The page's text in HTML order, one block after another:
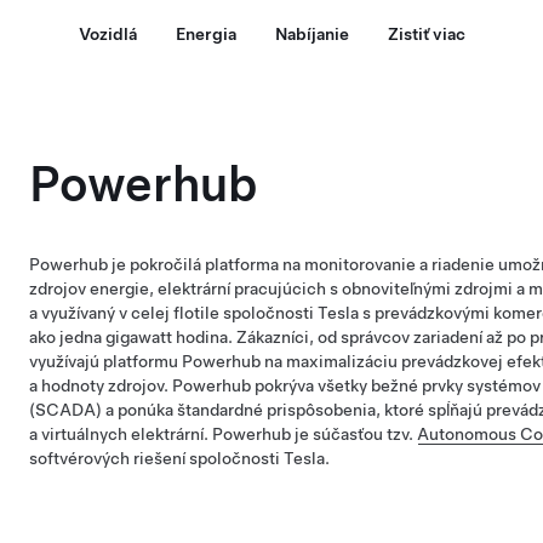
Vozidlá Energia Nabíjanie Zistiť viac
Powerhub
Powerhub je pokročilá platforma na monitorovanie a riadenie
zdrojov energie, elektrární pracujúcich s obnoviteľnými zdrojmi a
a využívaný v celej flotile spoločnosti Tesla s prevádzkovými
ako jedna gigawatt hodina. Zákazníci, od správcov zariadení až po
využívajú platformu Powerhub na maximalizáciu prevádzkovej
a hodnoty zdrojov. Powerhub pokrýva všetky bežné prvky
(SCADA) a ponúka štandardné prispôsobenia, ktoré spĺňajú
a virtuálnych elektrární. Powerhub je súčasťou tzv. Autonomous
softvérových riešení spoločnosti Tesla.